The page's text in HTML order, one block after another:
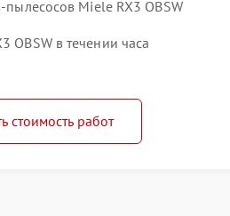
Miele RX3 OBSW
OBSW в течении часа
стоимость работ